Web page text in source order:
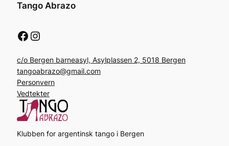
Tango Abrazo
Facebook Instagram
c/o Bergen barneasyl, Asylplassen 2, 5018 Bergen
tangoabrazo@gmail.com
Personvern
Vedtekter
Klubben for argentinsk tango i Bergen